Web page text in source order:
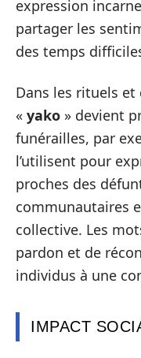
expression
partager les
des temps
Dans les rituels
« yako » devient
funérailles, par
l’utilisent pour
proches des
communautaires
collective. Les
pardon et de
individus à une
IMPACT